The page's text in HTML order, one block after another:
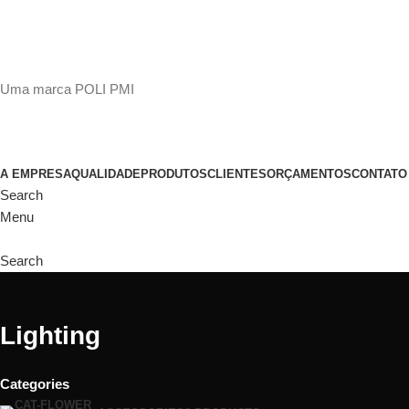
Uma marca POLI PMI
A EMPRESAQUALIDADEPRODUTOSCLIENTESORÇAMENTOSCONTATO
Search
Menu
Search
Lighting
Categories